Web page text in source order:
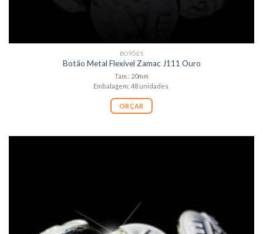
BOTÕES
Botão Metal Flexível Zamac J111 Ouro
Tam.: 20mm
Embalagem: 48 unidades.
ORÇAR